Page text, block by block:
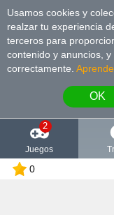
Usamos cookies y
realzar tu experiencia
terceros para
contenido y anuncios,
correctamente.
OK
2
Juegos
0